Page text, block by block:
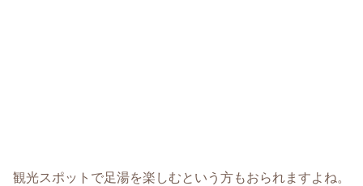
観光スポットで足湯を楽しむという方もおられますよね。